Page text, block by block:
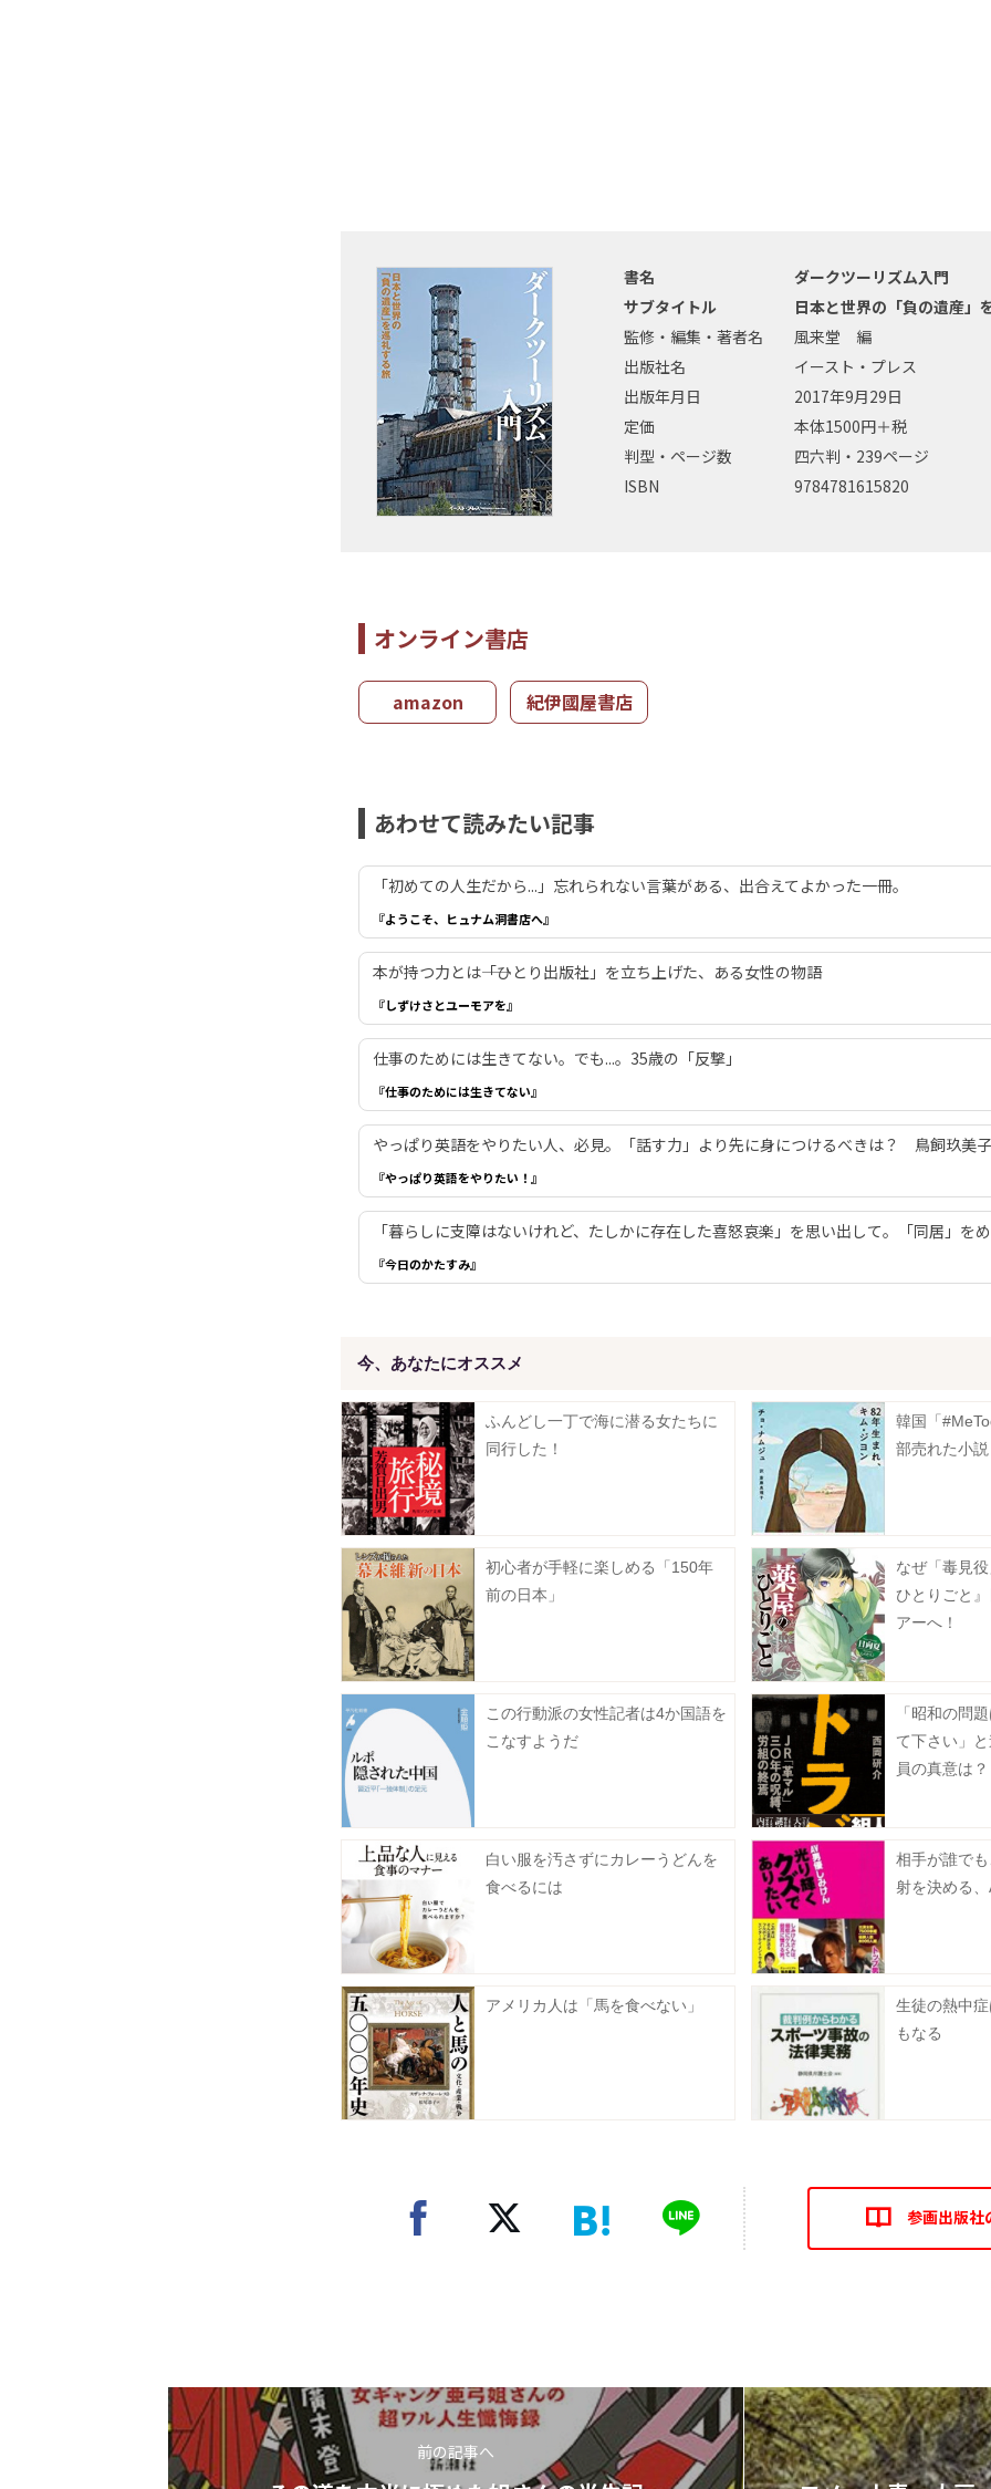
書名
ダークツーリズム入門
サブタイトル
日本と世界の「負の遺産」
監修・編集・著者名
風来堂 編
出版社名
イースト・プレス
出版年月日
2017年9月29日
定価
本体1500円＋税
判型・ページ数
四六判・239ページ
ISBN
9784781615820
オンライン書店
amazon 紀伊國屋書店
あわせて読みたい記事
「初めての人生だから...」忘れられない言葉がある、出合えてよかった一冊。
『ようこそ、ヒュナム洞書店へ』
本が持つ力とは――「ひとり出版社」を立ち上げた、ある女性の物語
『しずけさとユーモアを』
仕事のためには生きてない。でも...。35歳の「反撃」
『仕事のためには生きてない』
やっぱり英語をやりたい人、必見。「話す力」より先に身につけるべきは？ 鳥飼玖美
『やっぱり英語をやりたい！』
「暮らしに支障はないけれど、たしかに存在した喜怒哀楽」を思い出して。「同居」をめ
『今日のかたすみ』
今、あなたにオススメ
ふんどし一丁で海に潜る女たちに
同行した！
韓国「
部売れた小説
初心者が手軽に楽しめる「150年
前の日本」
なぜ「毒見
ひとりごと
アーへ！
この行動派の女性記者は4か国語を
こなすようだ
「昭和の問
て下さい」
員の真意は？
白い服を汚さずにカレーうどんを
食べるには
相手が誰で
射を決める
アメリカ人は「馬を食べない」
生徒の熱中
もなる
参画出版社
前の記事へ